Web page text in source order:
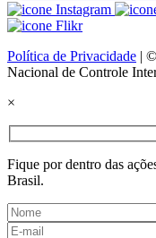
Política de Privacidade |
Nacional de Controle
×
Fique por dentro das
Brasil.